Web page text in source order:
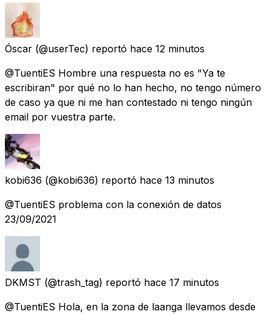
Óscar (@userTec) reportó hace 12 minutos
@TuentiES Hombre una respuesta no es "Ya te
escribiran" por qué no lo han hecho, no tengo número
de caso ya que ni me han contestado ni tengo ningún
email por vuestra parte.
kobi636 (@kobi636) reportó hace 13 minutos
@TuentiES problema con la conexión de datos
23/09/2021
DKMST (@trash_tag) reportó hace 17 minutos
@TuentiES Hola, en la zona de laanga llevamos desde